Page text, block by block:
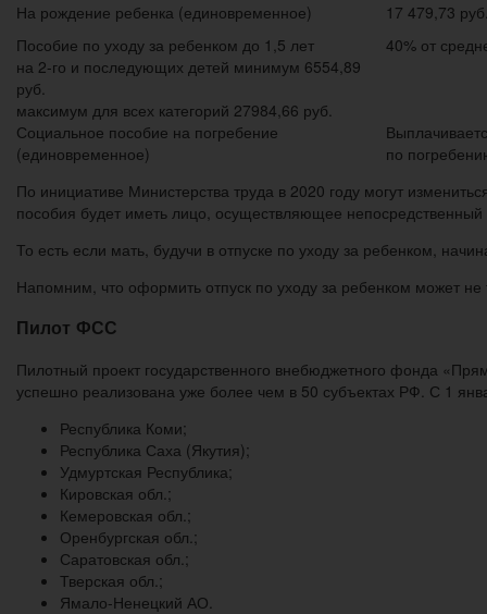
На рождение ребенка (единовременное)
17 479,73
Пособие по уходу за ребенком до 1,5 лет
40% от
на 2-го и последующих детей минимум 6554,89
руб.
максимум для всех категорий 27984,66 руб.
Социальное пособие на погребение
(единовременное)
по
По инициативе Министерства труда в 2020 году могут
пособия будет иметь лицо, осуществляющее непосредственный
То есть если мать, будучи в отпуске по уходу за ребенком,
Напомним, что оформить отпуск по уходу за ребенком может
Пилот ФСС
Пилотный проект государственного внебюджетного фонда
успешно реализована уже более чем в 50 субъектах РФ. С 1
Республика Коми;
Республика Саха (Якутия);
Удмуртская Республика;
Кировская обл.;
Кемеровская обл.;
Оренбургская обл.;
Саратовская обл.;
Тверская обл.;
Ямало-Ненецкий АО.